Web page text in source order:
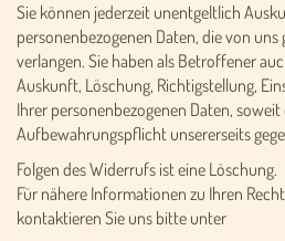
Sie können jederzeit unentgeltlich
personenbezogenen Daten, die von
verlangen. Sie haben als Betroffener
Auskunft, Löschung, Richtigstellung,
Ihrer personenbezogenen Daten,
Aufbewahrungspflicht unsererseits
Folgen des Widerrufs ist eine Löschung.
Für nähere Informationen zu Ihren
kontaktieren Sie uns bitte unter